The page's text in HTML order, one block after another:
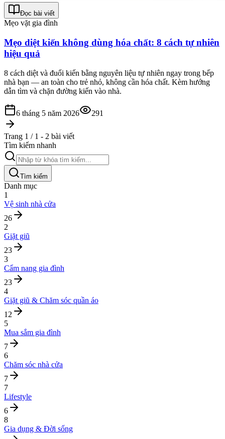
Đọc bài viết
Mẹo vặt gia đình
Mẹo diệt kiến không dùng hóa chất: 8 cách tự nhiên
hiệu quả
8 cách diệt và đuổi kiến bằng nguyên liệu tự nhiên ngay trong bếp
nhà bạn — an toàn cho trẻ nhỏ, không cần hóa chất. Kèm hướng
dẫn tìm và chặn đường kiến vào nhà.
6 tháng 5 năm 2026 291
Trang 1 / 1 - 2 bài viết
Tìm kiếm nhanh
Tìm kiếm
Danh mục
1
Vệ sinh nhà cửa
26
2
Giặt giũ
23
3
Cẩm nang gia đình
23
4
Giặt giũ & Chăm sóc quần áo
12
5
Mua sắm gia đình
7
6
Chăm sóc nhà cửa
7
7
Lifestyle
6
8
Gia dụng & Đời sống